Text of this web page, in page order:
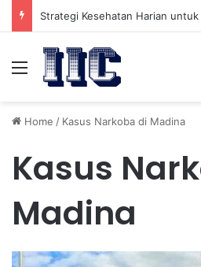
Menu
Home / Kasus Narkoba di Madina
Kasus
Madina